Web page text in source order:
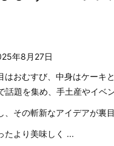
年8月27日
はおむすび、中身はケーキ
話題を集め、手土産やイベ
、その斬新なアイデアが裏
たより美味しく ...